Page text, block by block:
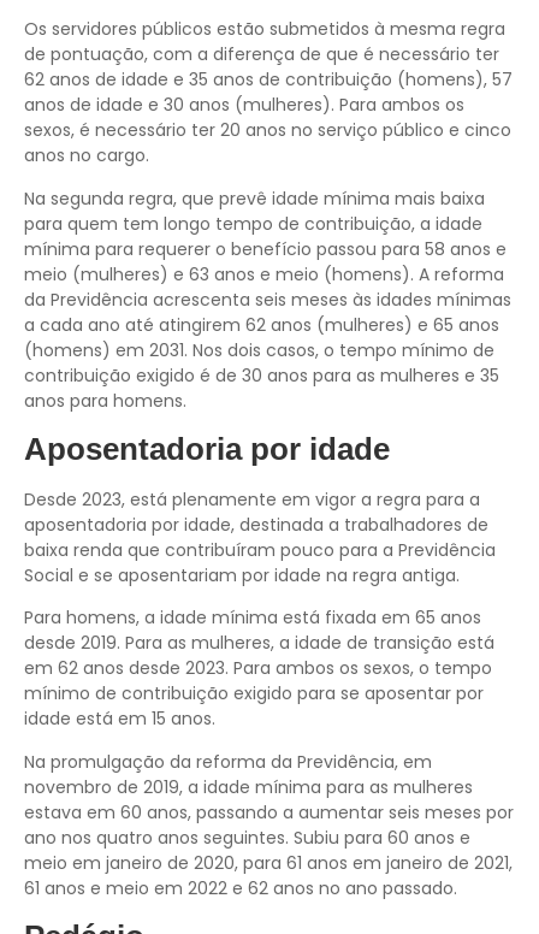
Os servidores públicos estão submetidos à mesma regra
de pontuação, com a diferença de que é necessário ter
62 anos de idade e 35 anos de contribuição (homens), 57
anos de idade e 30 anos (mulheres). Para ambos os
sexos, é necessário ter 20 anos no serviço público e cinco
anos no cargo.
Na segunda regra, que prevê idade mínima mais baixa
para quem tem longo tempo de contribuição, a idade
mínima para requerer o benefício passou para 58 anos e
meio (mulheres) e 63 anos e meio (homens). A reforma
da Previdência acrescenta seis meses às idades mínimas
a cada ano até atingirem 62 anos (mulheres) e 65 anos
(homens) em 2031. Nos dois casos, o tempo mínimo de
contribuição exigido é de 30 anos para as mulheres e 35
anos para homens.
Aposentadoria por idade
Desde 2023, está plenamente em vigor a regra para a
aposentadoria por idade, destinada a trabalhadores de
baixa renda que contribuíram pouco para a Previdência
Social e se aposentariam por idade na regra antiga.
Para homens, a idade mínima está fixada em 65 anos
desde 2019. Para as mulheres, a idade de transição está
em 62 anos desde 2023. Para ambos os sexos, o tempo
mínimo de contribuição exigido para se aposentar por
idade está em 15 anos.
Na promulgação da reforma da Previdência, em
novembro de 2019, a idade mínima para as mulheres
estava em 60 anos, passando a aumentar seis meses por
ano nos quatro anos seguintes. Subiu para 60 anos e
meio em janeiro de 2020, para 61 anos em janeiro de 2021,
61 anos e meio em 2022 e 62 anos no ano passado.